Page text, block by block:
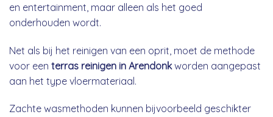
en entertainment, maar alleen als het goed
onderhouden wordt.
Net als bij het reinigen van een oprit, moet de methode
voor een terras reinigen in Arendonkworden aangepast
aan het type vloermateriaal.
Zachte wasmethoden kunnen bijvoorbeeld geschikter